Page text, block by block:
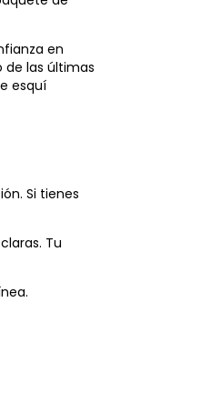
en
de las últimas
esquí
Si tienes
Tu